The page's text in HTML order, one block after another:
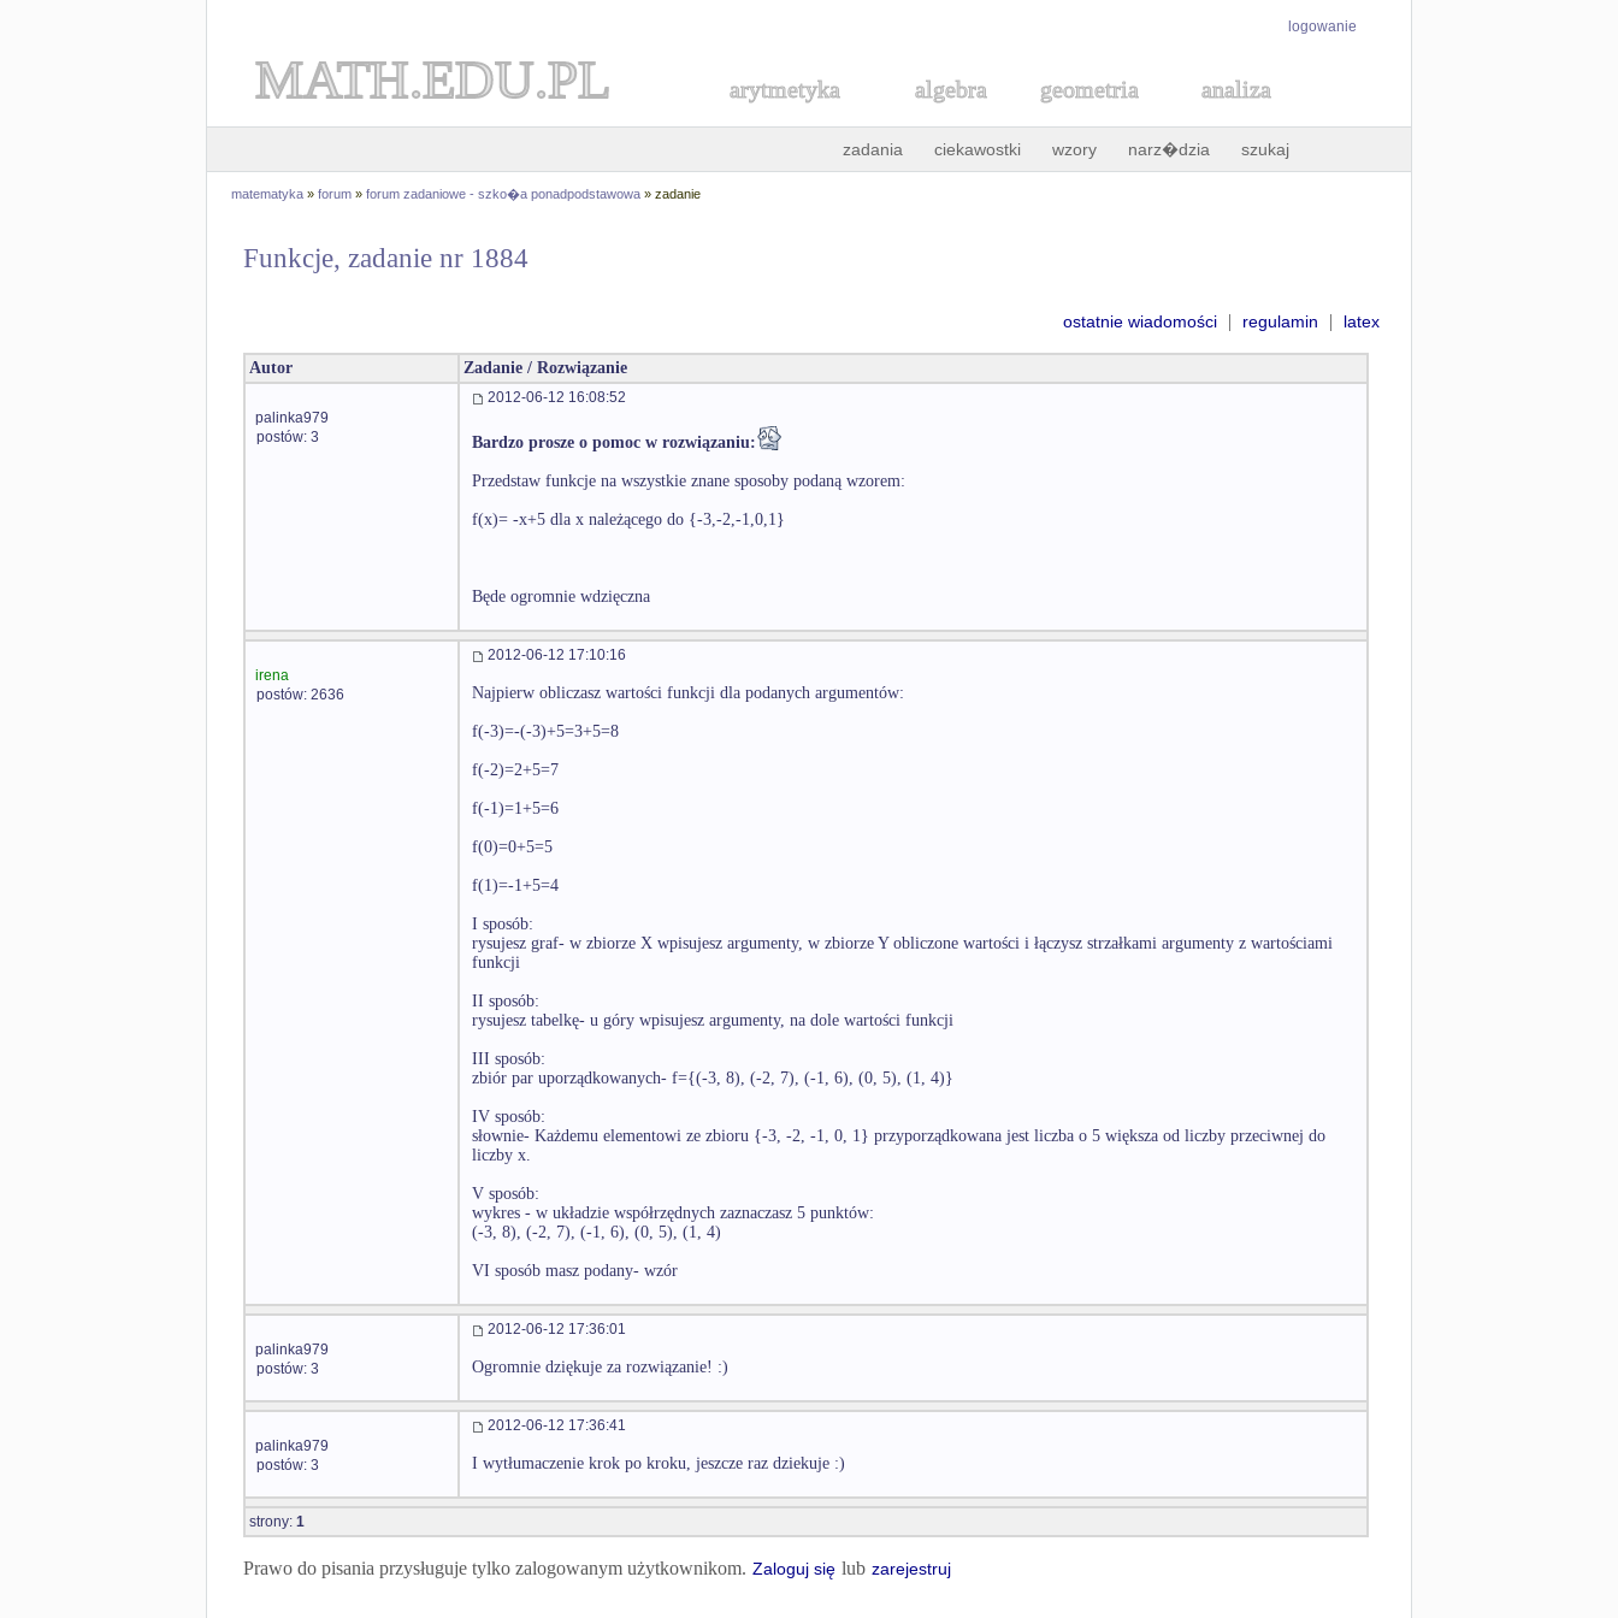
logowanie
MATH.EDU.PL arytmetyka algebra geometria analiza
zadania ciekawostki wzory narz�dzia szukaj
matematyka » forum » forum zadaniowe - szko�a ponadpodstawowa » zadanie
Funkcje, zadanie nr 1884
ostatnie wiadomości | regulamin | latex
Autor Zadanie / Rozwiązanie
palinka979
postów: 3
2012-06-12 16:08:52
Bardzo prosze o pomoc w rozwiązaniu:
Przedstaw funkcje na wszystkie znane sposoby podaną wzorem:
f(x)= -x+5 dla x należącego do {-3,-2,-1,0,1}
Będe ogromnie wdzięczna
irena
postów: 2636
2012-06-12 17:10:16
Najpierw obliczasz wartości funkcji dla podanych argumentów:
f(-3)=-(-3)+5=3+5=8
f(-2)=2+5=7
f(-1)=1+5=6
f(0)=0+5=5
f(1)=-1+5=4
I sposób:
rysujesz graf- w zbiorze X wpisujesz argumenty, w zbiorze Y obliczone wartości i łączysz strzałkami argumenty z wartościami
funkcji
II sposób:
rysujesz tabelkę- u góry wpisujesz argumenty, na dole wartości funkcji
III sposób:
zbiór par uporządkowanych- f={(-3, 8), (-2, 7), (-1, 6), (0, 5), (1, 4)}
IV sposób:
słownie- Każdemu elementowi ze zbioru {-3, -2, -1, 0, 1} przyporządkowana jest liczba o 5 większa od liczby przeciwnej do
liczby x.
V sposób:
wykres - w układzie współrzędnych zaznaczasz 5 punktów:
(-3, 8), (-2, 7), (-1, 6), (0, 5), (1, 4)
VI sposób masz podany- wzór
palinka979
postów: 3
2012-06-12 17:36:01
Ogromnie dziękuje za rozwiązanie! :)
palinka979
postów: 3
2012-06-12 17:36:41
I wytłumaczenie krok po kroku, jeszcze raz dziekuje :)
strony: 1
Prawo do pisania przysługuje tylko zalogowanym użytkownikom. Zaloguj się lub zarejestruj